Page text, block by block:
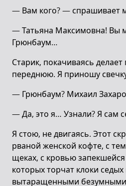
— Вам кого? — спрашивает
— Татьяна Максимовна! Вы
Грюнбаум…
Старик, покачиваясь
переднюю. Я приношу
— Грюнбаум? Михаил
— Да, это я… Узнали? Я сам
Я стою, не двигаясь. Этот
рваной женской кофте, с
щеках, с кровью
которых торчат клоки седых
вытаращенными